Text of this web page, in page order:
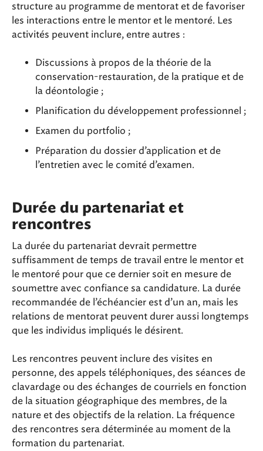
structure au programme de mentorat et de favoriser
les interactions entre le mentor et le mentoré. Les
activités peuvent inclure, entre autres :
Discussions à propos de la théorie de la
conservation-restauration, de la pratique et de
la déontologie ;
Planification du développement professionnel ;
Examen du portfolio ;
Préparation du dossier d’application et de
l’entretien avec le comité d’examen.
Durée du partenariat et
rencontres
La durée du partenariat devrait permettre
suffisamment de temps de travail entre le mentor et
le mentoré pour que ce dernier soit en mesure de
soumettre avec confiance sa candidature. La durée
recommandée de l’échéancier est d’un an, mais les
relations de mentorat peuvent durer aussi longtemps
que les individus impliqués le désirent.
Les rencontres peuvent inclure des visites en
personne, des appels téléphoniques, des séances de
clavardage ou des échanges de courriels en fonction
de la situation géographique des membres, de la
nature et des objectifs de la relation. La fréquence
des rencontres sera déterminée au moment de la
formation du partenariat.